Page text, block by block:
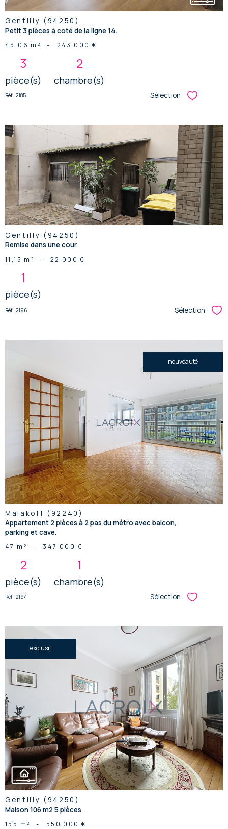
Gentilly (94250)
Petit 3 pièces à coté de la ligne 14.
45,06 m² - 243 000 €
3
pièce(s)
2
chambre(s)
Réf : 2185 Sélection Sélectionner
voir le
bien
Gentilly (94250)
Remise dans une cour.
11,15 m² - 22 000 €
1
pièce(s)
Réf : 2196 Sélection
nouveauté
voir le
bien
Malakoff (92240)
Appartement 2 pièces à 2 pas du métro avec balcon,
parking et cave.
47 m² - 347 000 €
2
pièce(s)
1
chambre(s)
Réf : 2194 Sélection Sélectionner
exclusif
voir le
bien
Gentilly (94250)
Maison 106 m2 5 pièces
155 m² - 550 000 €